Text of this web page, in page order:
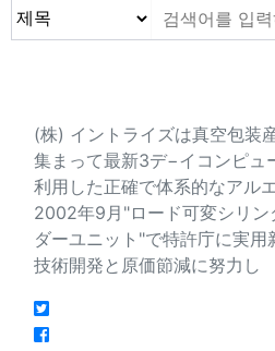
(株) イントライズは真空包装
集まって最新3デ−イコンピュ
利用した正確で体系的なアル
2002年9月"ロード可変シリン
ダーユニット"で特許庁に実
技術開発と原価節減に努力し